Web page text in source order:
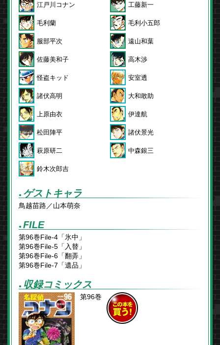
● FILE
第96巻File-4「氷中」
第96巻File-5「入替」
第96巻File-6「翻弄」
第96巻File-7「遺品」
江戸川コナン 工藤新一
毛利蘭 毛利小五郎
服部平次 遠山和葉
佐藤美和子 高木渉
怪盗キッド 安室透
諸伏高明 大和敢助
上原由衣 伊達航
松田陣平 諸伏景光
萩原研二 中森銀三
鈴木次郎吉
● ゲストキャラ
鳥越苗路／山本萌奈
● 収録コミックス
第96巻